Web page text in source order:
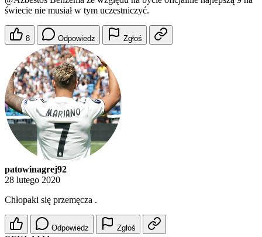
świecie nie musiał w tym uczestniczyć.
8 Odpowiedz Zgłoś
patowinagrej92
28 lutego 2020
Chłopaki się przemęcza .
Odpowiedz Zgłoś